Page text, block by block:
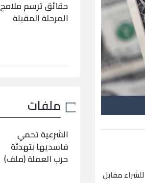
عدن وحضرموت اليوم الاثنين 12 - 5 - 2025، نحو 2541ريالا للشراء مقابل
حقائق ترسم ملامح
المرحلة المقبلة
ملفات
الشرعية تحمي
فاسديها بتهدئة
حرب العملة (ملف)